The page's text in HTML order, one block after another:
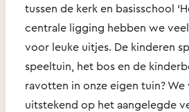
tussen de kerk en basisschool
centrale ligging hebben we
voor leuke uitjes. De kinderen
speeltuin, het bos en de
ravotten in onze eigen tuin? We
uitstekend op het aangelegde